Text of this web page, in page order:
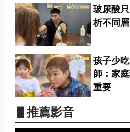
玻尿酸
析不同
孩子少
師：家
重要
▋推薦影音